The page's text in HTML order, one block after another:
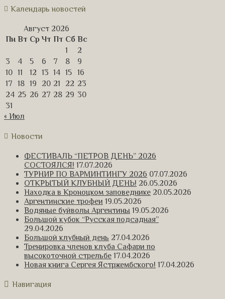
Календарь новостей
Август 2026
Пн Вт Ср Чт Пт Сб Вс
1
2
3
4 5 6 7 8
9
10 11 12 13 14 15
16
17
18 19 20 21 22 23
24 25 26 27 28 29 30
31
« Июл
Новости
ФЕСТИВАЛЬ “ПЕТРОВ ДЕНЬ” 2026
СОСТОЯЛСЯ! 17.07.2026
ТУРНИР ПО ВАРМИНТИНГУ 2026 07.07.2026
ОТКРЫТЫЙ КЛУБНЫЙ ДЕНЬ! 26.05.2026
Находка в Кроноцком заповеднике 20.05.2026
Аргентинские трофеи 19.05.2026
Водяные буйволы Аргентины 19.05.2026
Большой кубок “Русская подсадная”
29.04.2026
Большой клубный день 27.04.2026
Тренировка членов клуба Сафари по
высокоточной стрельбе 17.04.2026
Новая книга Сергея Ястржембского! 17.04.2026
Навигация